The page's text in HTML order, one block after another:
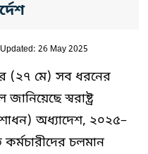
26 May 2025
(২৭ মে) সব ধরনের
স্বরাষ্ট্র
অধ্যাদেশ, ২০২৫–
চলমান